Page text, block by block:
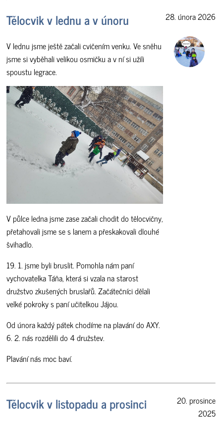
Tělocvik v lednu a v únoru
V lednu jsme ještě začali cvičením venku. Ve sněhu
jsme si vyběhali velikou osmičku a v ní si užili
spoustu legrace.
V půlce ledna jsme zase začali chodit do tělocvičny,
přetahovali jsme se s lanem a přeskakovali dlouhé
švihadlo.
19. 1. jsme byli bruslit. Pomohla nám paní
vychovatelka Táňa, která si vzala na starost
družstvo zkušených bruslařů. Začátečníci dělali
velké pokroky s paní učitelkou Jájou.
Od února každý pátek chodíme na plavání do AXY.
6. 2. nás rozdělili do 4 družstev.
Plavání nás moc baví.
28. února 2026
Tělocvik v listopadu a prosinci
20. prosince
2025